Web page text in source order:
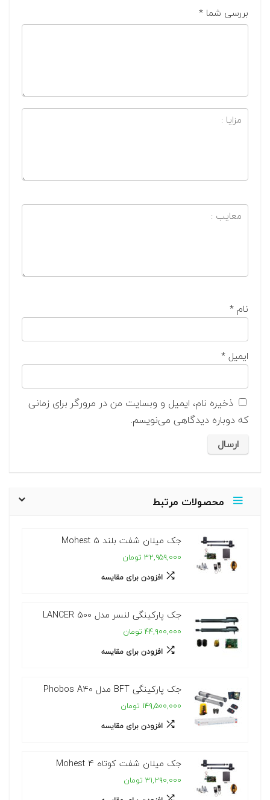
بررسی شما *
نام *
ایمیل*
ذخیره نام، ایمیل و وبسایت من در مرورگر برای زمانی
که دوباره دیدگاهی می‌نویسم.
محصولات مرتبط
جک میلان شفت بلند Mohest 5
۳۲,۹۵۹,۰۰۰ تومان
افزودن برای مقایسه
جک پارکینگی لنسر مدل LANCER 500
۴۴,۹۰۰,۰۰۰ تومان
افزودن برای مقایسه
جک پارکینگی BFT مدل Phobos A40
۱۴۹,۵۰۰,۰۰۰ تومان
افزودن برای مقایسه
جک میلان شفت کوتاه Mohest 4
۳۱,۲۹۰,۰۰۰ تومان